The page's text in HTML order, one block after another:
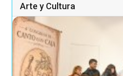
Arte y Cultura